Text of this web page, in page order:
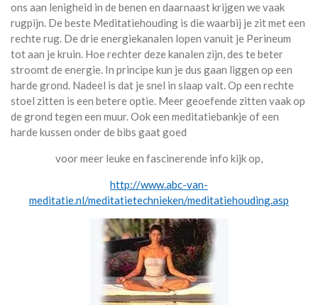
ons aan lenigheid in de benen en daarnaast krijgen we vaak
rugpijn. De beste Meditatiehouding is die waarbij je zit met een
rechte rug. De drie energiekanalen lopen vanuit je Perineum
tot aan je kruin. Hoe rechter deze kanalen zijn, des te beter
stroomt de energie. In principe kun je dus gaan liggen op een
harde grond. Nadeel is dat je snel in slaap valt. Op een rechte
stoel zitten is een betere optie. Meer geoefende zitten vaak op
de grond tegen een muur. Ook een meditatiebankje of een
harde kussen onder de bibs gaat goed
voor meer leuke en fascinerende info kijk op,
http://www.abc-van-
meditatie.nl/meditatietechnieken/meditatiehouding.asp